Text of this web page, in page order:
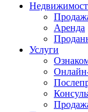
Аренда
Услуги